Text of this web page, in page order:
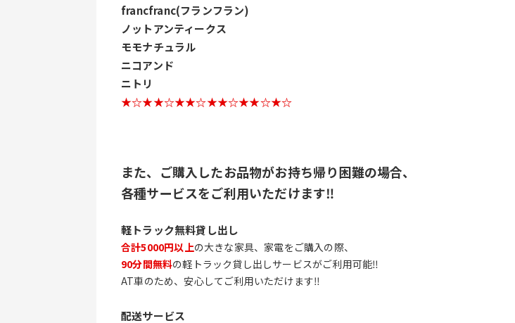
francfranc(フランフラン)
ノットアンティークス
モモナチュラル
ニコアンド
ニトリ
★☆★★☆★★☆★★☆★★☆★☆
また、ご購入したお品物がお持ち帰り困難の場合、
各種サービスをご利用いただけます‼
軽トラック無料貸し出し
合計5000円以上の大きな家具、家電をご購入の際、
90分間無料の軽トラック貸し出しサービスがご利用可能‼
AT車のため、安心してご利用いただけます‼
配送サービス